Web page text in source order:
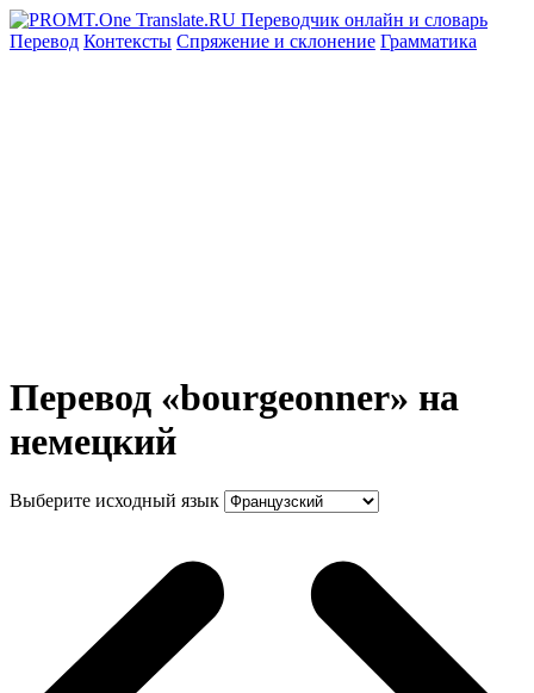
Перевод Контексты Спряжение и склонение Грамматика
Перевод «bourgeonner» на
немецкий
Выберите исходный язык